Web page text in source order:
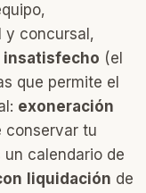
y concursal,
insatisfecho (el
que permite el
exoneración
conservar tu
calendario de
liquidación de